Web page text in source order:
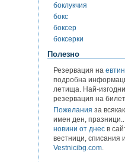
боклукчия
бокс
боксер
боксерки
Полезно
Резервация на
подробна
летища. Най-
резервация на
Пожелания за
имен ден,
новини от днес в
вестници, списания
Vestnicibg.com.